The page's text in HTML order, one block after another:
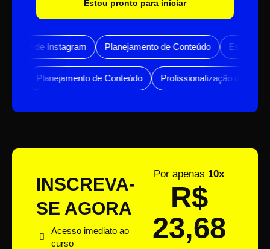
Estou pronto para iniciar
Estratégia Tráfego Pago Profissionalização de
de Instagram Tráfego Pago Estratégia
INSCREVA-
SE AGORA
Acesso imediato ao
curso
Por apenas 10x
R$
23,68